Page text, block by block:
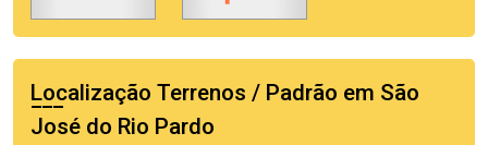
Localização Terrenos / Padrão em São
José do Rio Pardo